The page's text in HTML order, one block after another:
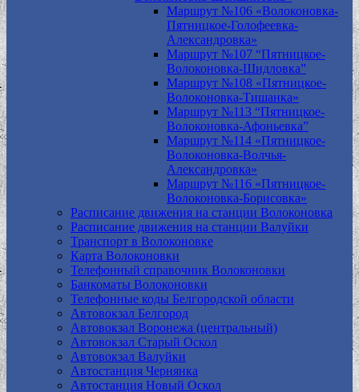
Маршрут №106 «Волоконовка-
Пятницкое-Голофеевка-
Александровка»
Маршрут №107 “Пятницкое-
Волоконовка-Шидловка”
Маршрут №108 «Пятницкое-
Волоконовка-Тишанка»
Маршрут №113 “Пятницкое-
Волоконовка-Афоньевка”
Маршрут №114 «Пятницкое-
Волоконовка-Волчья-
Александровка»
Маршрут №116 «Пятницкое-
Волоконовка-Борисовка»
Расписание движения на станции Волоконовка
Расписание движения на станции Валуйки
Транспорт в Волоконовке
Карта Волоконовки
Телефонный справочник Волоконовки
Банкоматы Волоконовки
Телефонные коды Белгородской области
Автовокзал Белгород
Автовокзал Воронежа (центральный)
Автовокзал Старый Оскол
Автовокзал Валуйки
Автостанция Чернянка
Автостанция Новый Оскол